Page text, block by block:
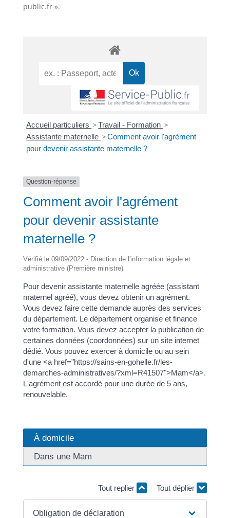
public.fr ».
Accueil particuliers >Travail - Formation >
Assistante maternelle >Comment avoir l'agrément
pour devenir assistante maternelle ?
Question-réponse
Comment avoir l'agrément
pour devenir assistante
maternelle ?
Vérifié le 09/09/2022 - Direction de l'information légale et
administrative (Première ministre)
Pour devenir assistante maternelle agréée (assistant
maternel agréé), vous devez obtenir un agrément.
Vous devez faire cette demande auprès des services
du département. Le département organise et finance
votre formation. Vous devez accepter la publication de
certaines données (coordonnées) sur un site internet
dédié. Vous pouvez exercer à domicile ou au sein
d'une <a href="https://sains-en-gohelle.fr/les-
demarches-administratives/?xml=R41507">Mam</a>.
L'agrément est accordé pour une durée de 5 ans,
renouvelable.
À domicile
Dans une Mam
Tout replier Tout déplier
Obligation de déclaration